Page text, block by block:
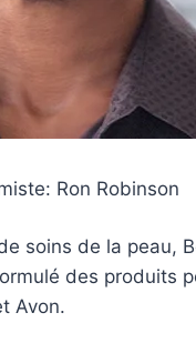
Ron Robinson
soins de la peau,
des produits
Avon.